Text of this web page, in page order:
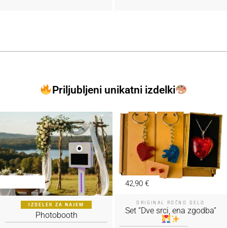
Priljubljeni unikatni izdelki
IZDELEK ZA NAJEM
Photobooth
42,90 €
ORIGINAL ROČNO DELO
Set “Dve srci, ena zgodba”